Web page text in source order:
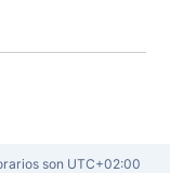
son UTC+02:00